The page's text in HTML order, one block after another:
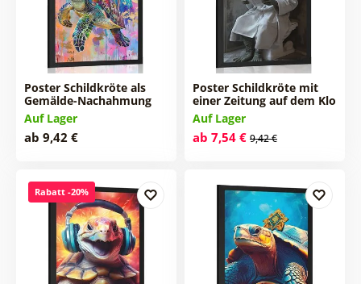
Poster Schildkröte als
Gemälde-Nachahmung
Auf Lager
ab 9,42 €
Poster Schildkröte mit
einer Zeitung auf dem Klo
Auf Lager
ab 7,54 € 9,42 €
Rabatt -20%